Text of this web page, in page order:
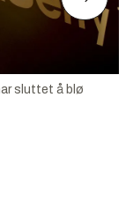
sluttet å blø